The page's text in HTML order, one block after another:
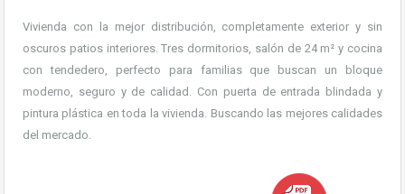
Vivienda con la mejor distribución, completamente exterior y sin
oscuros patios interiores. Tres dormitorios, salón de 24 m² y cocina
con tendedero, perfecto para familias que buscan un bloque
moderno, seguro y de calidad. Con puerta de entrada blindada y
pintura plástica en toda la vivienda. Buscando las mejores calidades
del mercado.